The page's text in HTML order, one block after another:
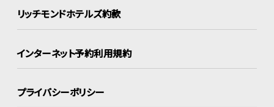
リッチモンドホテルズ約款
インターネット予約利用規約
プライバシーポリシー